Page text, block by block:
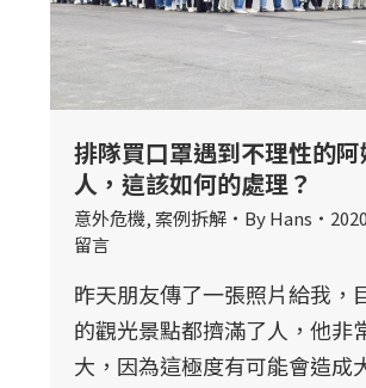
排隊買口罩遇到不理性的
人，這該如何的處理？
意外危機,案例拆解 ByHans
留言
昨天朋友傳了一張照片給我，
的觀光景點都擠滿了人，他非
大，因為這極度有可能會造成